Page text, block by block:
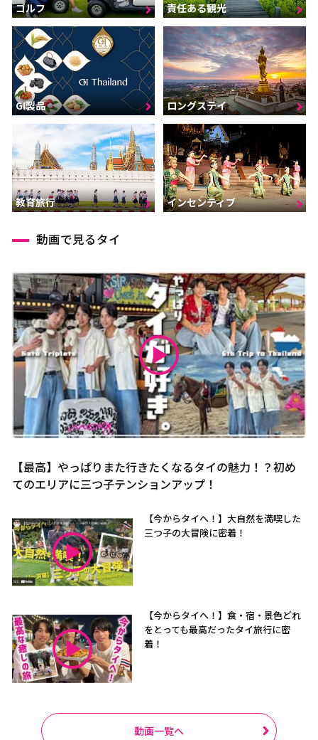
ゴルフ 責任ある観光
GI製品 ロングステイ
教育旅行 インセンティブ
動画で見るタイ
【最高】やっぱりまた行きたくなるタイの魅力！？初め
てのエリアに三つ子テンションアップ！
【今からタイへ！】大自然を満喫した
三つ子の大冒険に密着！
【今からタイへ！】食・宿・景色どれ
をとっても最高だったタイ旅行に密
着！
動画一覧へ